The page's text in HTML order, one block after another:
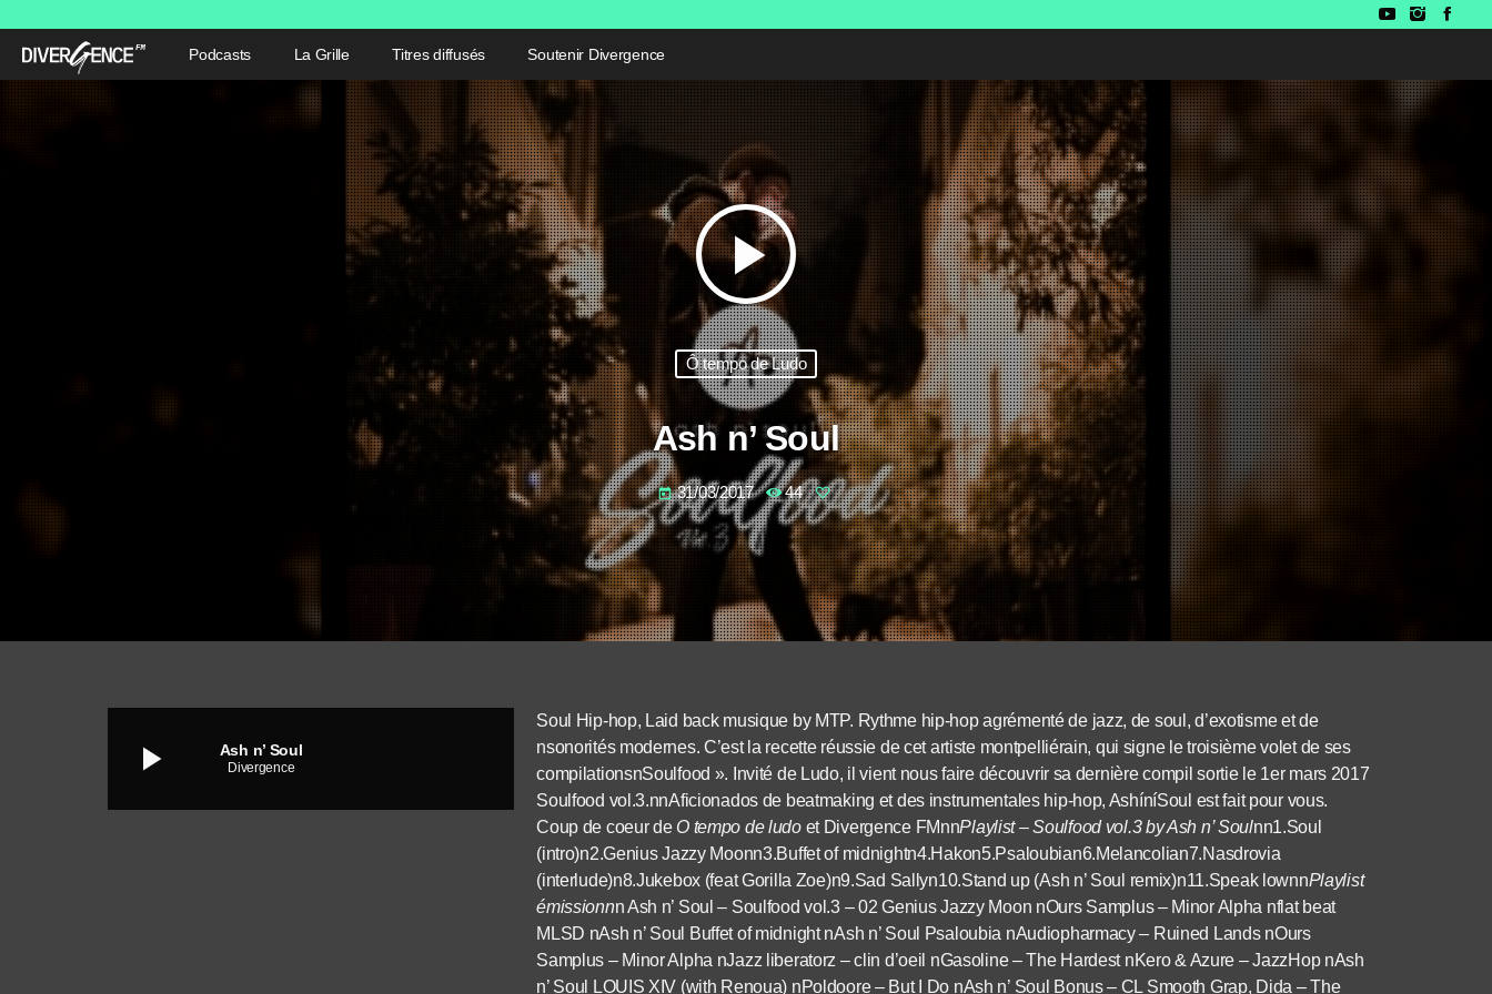
Podcasts La Grille Titres diffusés Soutenir Divergence
play_arrow
Ô tempo de Ludo
Ash n’ Soul
today 31/03/2017 44
play_arrow Ash n’ Soul
Divergence
Soul Hip-hop, Laid back musique by MTP. Rythme hip-hop agrémenté de jazz, de soul, d’exotisme et de
nsonorités modernes. C’est la recette réussie de cet artiste montpelliérain, qui signe le troisième volet de ses
compilationsnSoulfood ». Invité de Ludo, il vient nous faire découvrir sa dernière compil sortie le 1er mars 2017
Soulfood vol.3.nnAficionados de beatmaking et des instrumentales hip-hop, AshíníSoul est fait pour vous.
Coup de coeur de O tempo de ludoet Divergence FMnnPlaylist – Soulfood vol.3 by Ash n’ Soulnn1.Soul
(intro)n2.Genius Jazzy Moonn3.Buffet of midnightn4.Hakon5.Psaloubian6.Melancolian7.Nasdrovia
(interlude)n8.Jukebox (feat Gorilla Zoe)n9.Sad Sallyn10.Stand up (Ash n’ Soul remix)n11.Speak lownnPlaylist
émissionnn Ash n’ Soul – Soulfood vol.3 – 02 Genius Jazzy Moon nOurs Samplus – Minor Alpha nflat beat
MLSD nAsh n’ Soul Buffet of midnight nAsh n’ Soul Psaloubia nAudiopharmacy – Ruined Lands nOurs
Samplus – Minor Alpha nJazz liberatorz – clin d’oeil nGasoline – The Hardest nKero & Azure – JazzHop nAsh
n’ Soul LOUIS XIV (with Renoua) nPoldoore – But I Do nAsh n’ Soul Bonus – CL Smooth Grap, Dida – The